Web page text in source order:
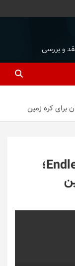
و بررسی
معرفی اپ – Endless Colonies؛